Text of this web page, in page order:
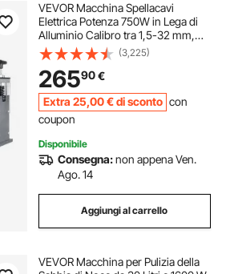
VEVOR Macchina Spellacavi
Elettrica Potenza 750W in Lega di
Alluminio Calibro tra 1,5-32 mm,
Macchinetta Spellafili Elettrica per
Cablaggio Cavi Elettrici 48 x 30 x
38cm, Macchina Elettrica Spellacavi
(3,225)
26590€
Extra 25,00 €di sconto con
coupon
Disponibile
Consegna:non appena Ven.
Ago. 14
Aggiungi al carrello
VEVOR Macchina per Pulizia della